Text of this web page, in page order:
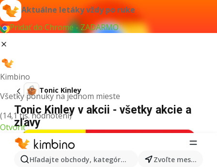
Aktuálne letáky vždy po ruke
Pridať do Chrome - ZADARMO
Kimbino
Všetky ponuky na jednom mieste
(14,1 tis. hodnotení)
Otvoriť
Hľadajte obchody, kategórie, produkty... Zvoľte mesto
Tonic Kinley
Tonic Kinley v akcii - všetky akcie a
zľavy